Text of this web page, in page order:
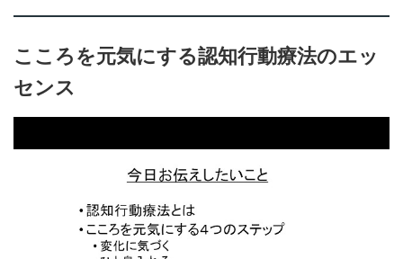
こころを元気にする認知行動療法のエッ
センス